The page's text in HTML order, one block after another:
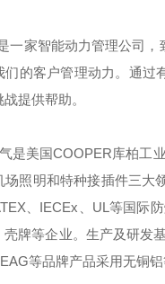
一家智能动力管理公司
们的客户管理动力。通过
提供帮助。
是美国COOPER库柏工
场照明和特种接插件三大
IECEx UL 等国际
壳牌等企业。生产及研发
等品牌产品采用无铜